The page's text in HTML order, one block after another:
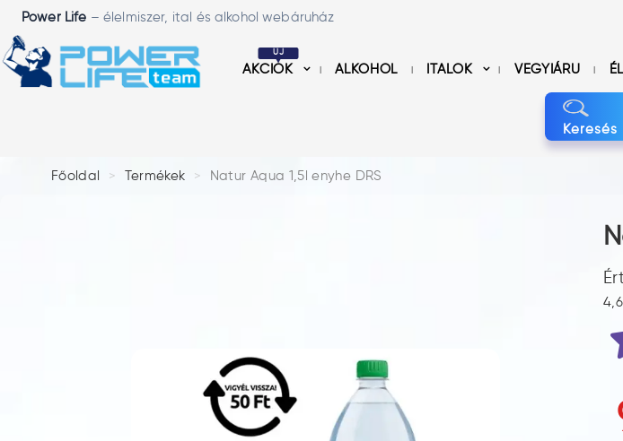
Power Life – élelmiszer, ital és alkohol webáruház
ÚJ
AKCIÓK ALKOHOL ITALOK VEGYIÁRU
Keresés
Főoldal Termékek Natur Aqua 1,5l enyhe DRS